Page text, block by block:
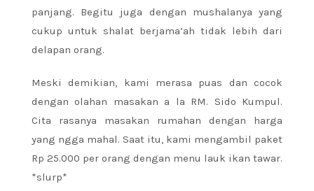
panjang. Begitu juga dengan mushalanya yang
cukup untuk shalat berjama’ah tidak lebih dari
delapan orang.
Meski demikian, kami merasa puas dan cocok
dengan olahan masakan a la RM. Sido Kumpul.
Cita rasanya masakan rumahan dengan harga
yang ngga mahal. Saat itu, kami mengambil paket
Rp 25.000 per orang dengan menu lauk ikan tawar.
*slurp*